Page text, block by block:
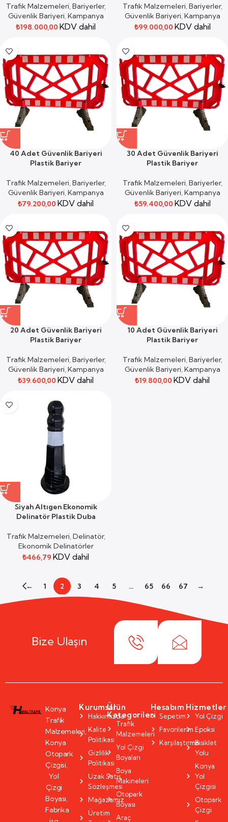
Trafik Malzemeleri,Bariyerler,
Güvenlik Bariyeri,Kampanya
₺198.000,00 KDV dahil
Trafik Malzemeleri,Bariyerler,
Güvenlik Bariyeri,Kampanya
₺99.000,00 KDV dahil
40 Adet Güvenlik Bariyeri
Plastik Bariyer
Trafik Malzemeleri,Bariyerler,
Güvenlik Bariyeri,Kampanya
₺79.200,00 KDV dahil
30 Adet Güvenlik Bariyeri
Plastik Bariyer
Trafik Malzemeleri,Bariyerler,
Güvenlik Bariyeri,Kampanya
₺59.400,00 KDV dahil
20 Adet Güvenlik Bariyeri
Plastik Bariyer
Trafik Malzemeleri,Bariyerler,
Güvenlik Bariyeri,Kampanya
₺39.600,00 KDV dahil
10 Adet Güvenlik Bariyeri
Plastik Bariyer
Trafik Malzemeleri,Bariyerler,
Güvenlik Bariyeri,Kampanya
₺19.800,00 KDV dahil
Siyah Altıgen Ekonomik
Delinatör Plastik Duba
Trafik Malzemeleri,Delinatör,
Ekonomik Delinatörler
₺466,79 KDV dahil
← 1 2 3 4 5 … 65 66 67 →
Bize Ulaşın
Konya
Trafik
Malzemeleri,
Konya
Otopark
Çizgisi,
Yol
Çizgi
Boyası,
Fabrika
Kurumsal
Hakkımızda
Kalite
Politikası
Gizlilik
Politikası
Uzak Satış
Sözleşmesi
Mağazamız
Üretim
Ürün
Kategorileri
Trafik
Malzemeleri
Yol Çizgi
Boyaları
Boya
Makineleri
Otopark
Boyası
Araç
Hesabım
Sepetim
Favorilerim
Karşılaştırma
Hizmetler
Yol Çizgi
Epoksi
Bisiklet
Yolu
Konya
Yol
Çizgisi
Otopark
Çizgi